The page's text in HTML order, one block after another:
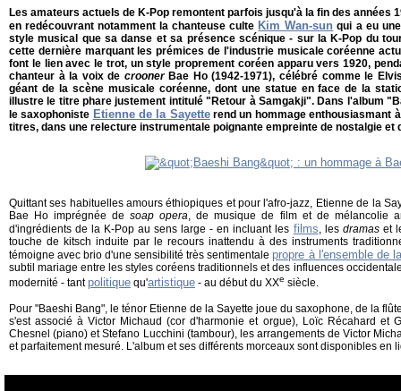
Les amateurs actuels de K-Pop remontent parfois jusqu'à la fin des années
en redécouvrant notamment la chanteuse culte Kim Wan-sun qui a eu
style musical que sa danse et sa présence scénique - sur la K-Pop du
cette dernière marquant les prémices de l'industrie musicale coréenne
font le lien avec le trot, un style proprement coréen apparu vers 1920,
chanteur à la voix de croonerBae Ho (1942-1971), célébré comme le
géant de la scène musicale coréenne, dont une statue en face de la
illustre le titre phare justement intitulé "Retour à Samgakji". Dans l'album
le saxophoniste Etienne de la Sayetterend un hommage enthousiasmant
titres, dans une relecture instrumentale poignante empreinte de nostalgie et
Quittant ses habituelles amours éthiopiques et pour l'afro-jazz, Etienne de la
Bae Ho imprégnée desoap opera, de musique de film et de mélancolie
d'ingrédients de la K-Pop au sens large - en incluant les films, les dramaset
touche de kitsch induite par le recours inattendu à des instruments
témoigne avec brio d'une sensibilité très sentimentale propre à l'ensemble de
subtil mariage entre les styles coréens traditionnels et des influences
modernité - tant politique qu'artistique - au début du XXe siècle.
Pour "Baeshi Bang", le ténor Etienne de la Sayette joue du saxophone, de la
s'est associé à Victor Michaud (cor d'harmonie et orgue), Loïc Récahard et
Chesnel (piano) et Stefano Lucchini (tambour), les arrangements de Victor
et parfaitement mesuré. L'album et ses différents morceaux sont disponibles en